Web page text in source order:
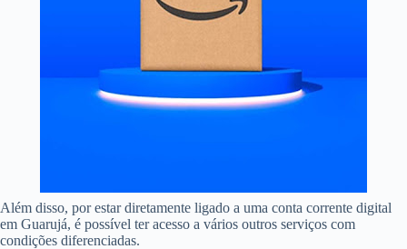
Além disso, por estar diretamente ligado a uma conta corrente digital
em Guarujá, é possível ter acesso a vários outros serviços com
condições diferenciadas.